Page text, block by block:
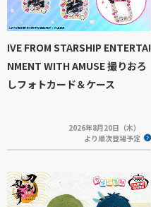
IVE FROM STARSHIP ENTERTAI
NMENT WITH AMUSE 撮りおろ
しフォトカード＆ケース
2026年8月20日（木）
より順次登場予定